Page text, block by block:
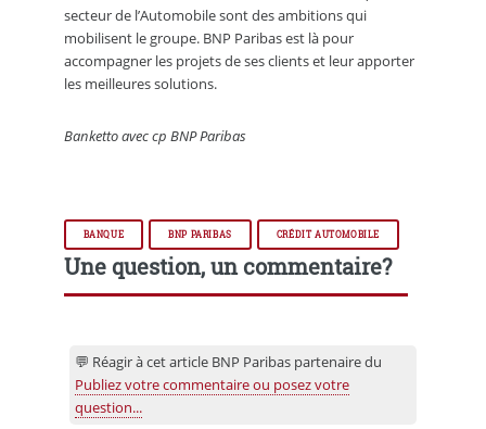
secteur de l’Automobile sont des ambitions qui
mobilisent le groupe. BNP Paribas est là pour
accompagner les projets de ses clients et leur apporter
les meilleures solutions.
Banketto avec cp BNP Paribas
BANQUE BNP PARIBAS CRÉDIT AUTOMOBILE
Une question, un commentaire?
💬 Réagir à cet article BNP Paribas partenaire du
Publiez votre commentaire ou posez votre
question...